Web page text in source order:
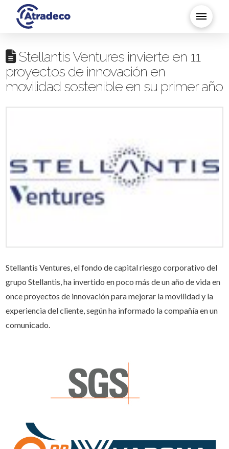
Stellantis Ventures invierte en 11
proyectos de innovación en
movilidad sostenible en su primer año
Stellantis Ventures, el fondo de capital riesgo corporativo del
grupo Stellantis, ha invertido en poco más de un año de vida en
once proyectos de innovación para mejorar la movilidad y la
experiencia del cliente, según ha informado la compañía en un
comunicado.